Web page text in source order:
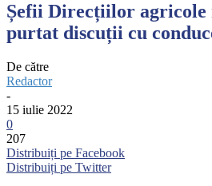
Șefii Direcțiilor agricole
purtat discuții cu
De către
Redactor
-
15 iulie 2022
0
207
Distribuiți pe Facebook
Distribuiți pe Twitter